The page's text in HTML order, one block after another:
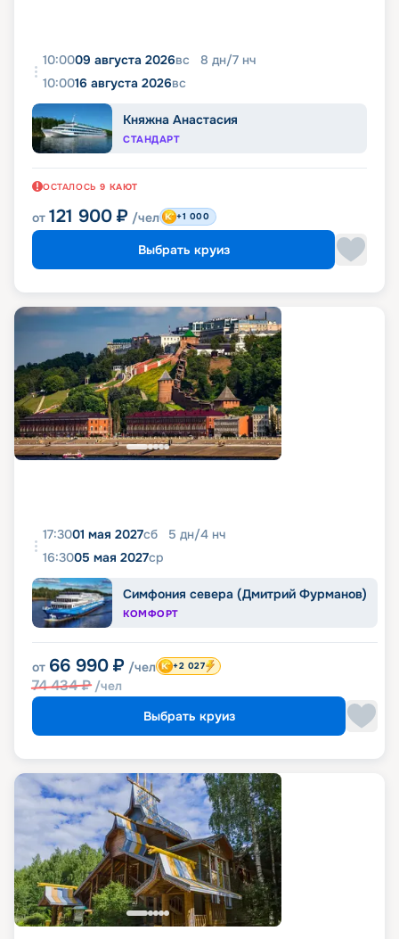
10:0009 августа 2026вс 8 дн/7 нч
10:0016 августа 2026вс
Княжна Анастасия
СТАНДАРТ
ОСТАЛОСЬ 9 КАЮТ
от 121 900 ₽ /чел +1 000
Выбрать круиз
17:3001 мая 2027сб 5 дн/4 нч
16:3005 мая 2027ср
Симфония севера (Дмитрий Фурманов)
КОМФОРТ
от 66 990 ₽ /чел
74 434₽ /чел
+2 027
Выбрать круиз